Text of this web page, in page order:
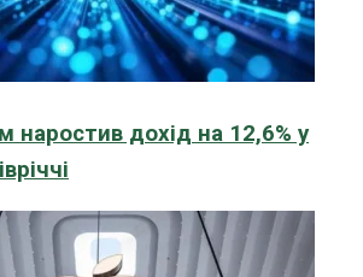
наростив дохід на 12,6% у